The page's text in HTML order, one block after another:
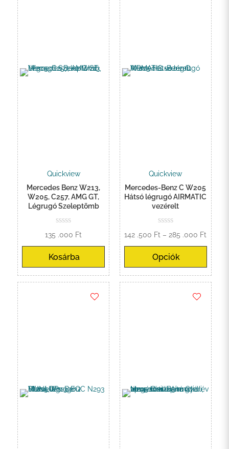
Quickview
Mercedes Benz W213,
W205, C257, AMG GT,
Légrugó Szeleptömb
135 .000 Ft
Kosárba
Quickview
Mercedes-Benz C W205
Hátsó légrugó AIRMATIC
vezérelt
142 .500 Ft – 285 .000 Ft
142
.500
-
285
.000
Opciók